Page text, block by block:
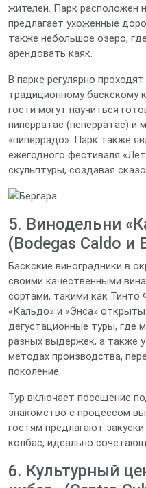
жителей. Парк расположен
предлагает ухоженные
также небольшое озеро,
арендовать каяк.
В парке регулярно
традиционному баскскому
гости могут научиться
пиперратас (пеперратас) и
«пиперрадо». Парк также
ежегодного фестиваля
скульптуры, создавая
5. Винодельни
(Bodegas Caldo и
Баскские виноградники в
своими качественными
сортами, такими как
«Кальдо» и «Энса»
дегустационные туры, где
разных выдержек, а также
методах производства,
поколение.
Тур включает посещение
знакомство с процессом
гостям предлагают
колбас, идеально
6. Культурный